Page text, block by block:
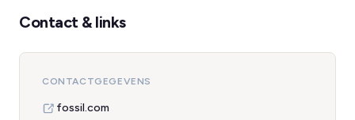
Contact & links
CONTACTGEGEVENS
fossil.com